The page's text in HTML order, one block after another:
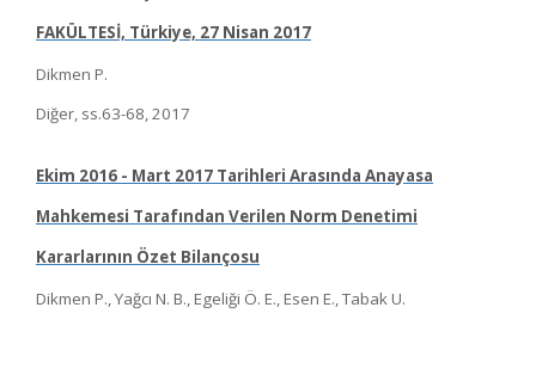
FAKÜLTESİ, Türkiye, 27 Nisan 2017
Dikmen P.
Diğer, ss.63-68, 2017
Ekim 2016 - Mart 2017 Tarihleri Arasında Anayasa
Mahkemesi Tarafından Verilen Norm Denetimi
Kararlarının Özet Bilançosu
Dikmen P., Yağcı N. B., Egeliği Ö. E., Esen E., Tabak U.